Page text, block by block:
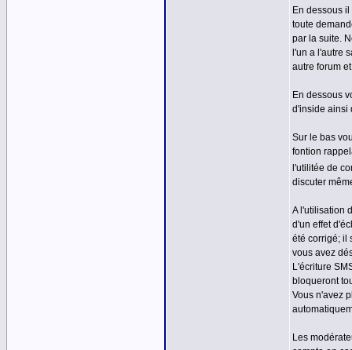
En dessous
toute
par la suite.
l'un a l'autre
autre forum
En dessous
d'inside ainsi
Sur le bas
fontion
l'utilitée de
discuter
A l'utilisation
d'un effet
été corrigé; il
vous avez
L'écriture
bloqueront
Vous n'avez
Les